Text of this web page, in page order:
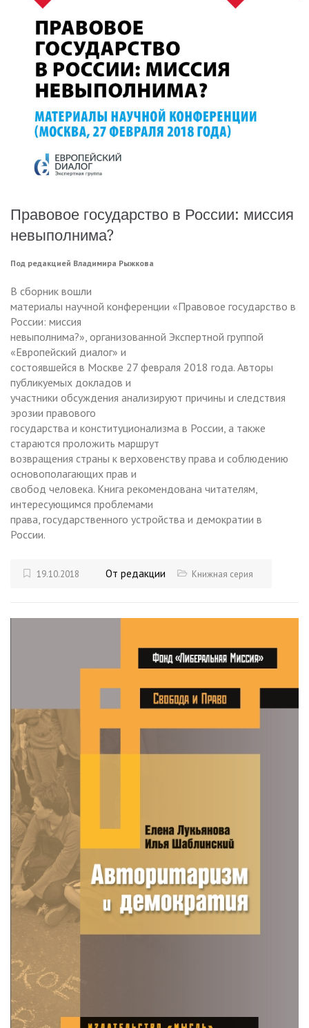
Правовое государство в России: миссия
невыполнима?
Под редакцией Владимира Рыжкова
В сборник вошли
материалы научной конференции «Правовое государство в
России: миссия
невыполнима?», организованной Экспертной группой
«Европейский диалог» и
состоявшейся в Москве 27 февраля 2018 года. Авторы
публикуемых докладов и
участники обсуждения анализируют причины и следствия
эрозии правового
государства и конституционализма в России, а также
стараются проложить маршрут
возвращения страны к верховенству права и соблюдению
основополагающих прав и
свобод человека. Книга рекомендована читателям,
интересующимся проблемами
права, государственного устройства и демократии в
России.
19.10.2018 От редакции Книжная серия